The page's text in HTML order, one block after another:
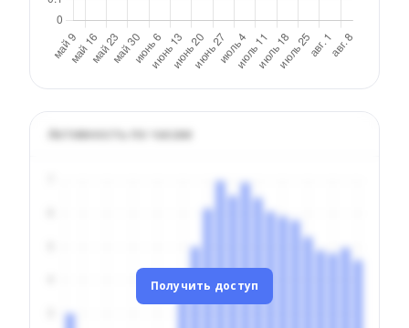
Активность по часам
Получить доступ